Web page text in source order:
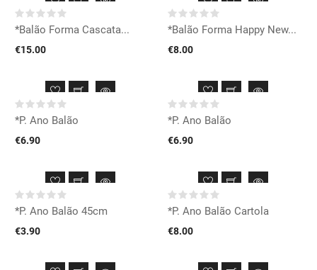
*Balão Forma Cascata...
€15.00
*Balão Forma Happy New...
€8.00
*P. Ano Balão
€6.90
*P. Ano Balão
€6.90
*P. Ano Balão 45cm
€3.90
*P. Ano Balão Cartola
€8.00